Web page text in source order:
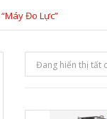
Đo Lực”
Đang hiển thị tất